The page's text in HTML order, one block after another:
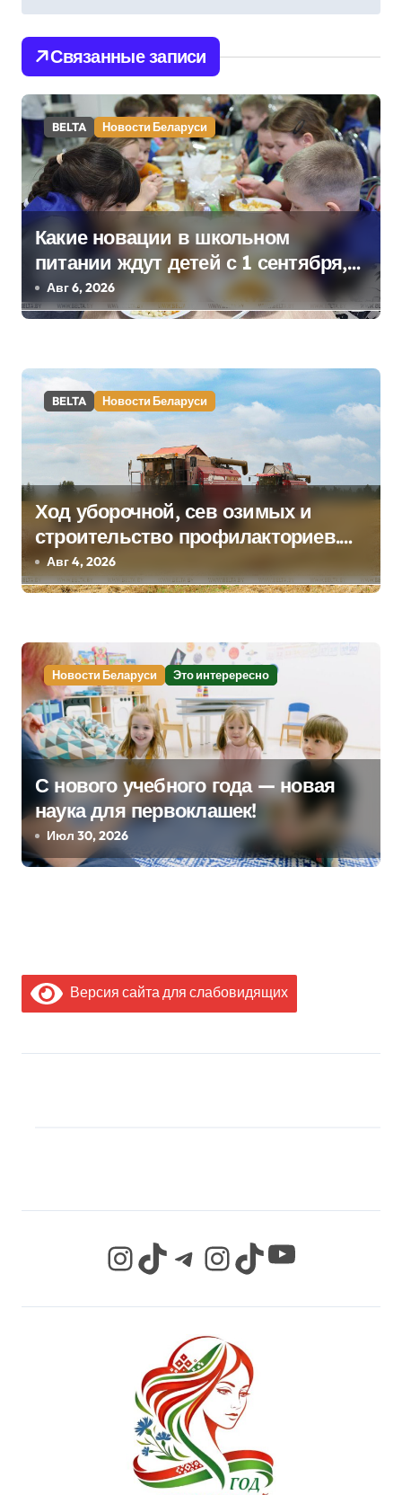
в
и
г
а
ц
и
я
п
о
а
п
и
с
я
м
Связанные записи
BELTA Новости Беларуси
Какие новации в школьном
питании ждут детей с 1 сентября,
рассказали в правительстве
Авг 6, 2026
BELTA Новости Беларуси
Ход уборочной, сев озимых и
строительство профилакториев.
Лукашенко заслушал доклад главы
Минсельхозпрода
Авг 4, 2026
Новости Беларуси Это интерересно
С нового учебного года — новая
наука для первоклашек!
Июл 30, 2026
Версия сайта для слабовидящих
InstagramTikTok Telegram InstagramTikTok YouTube